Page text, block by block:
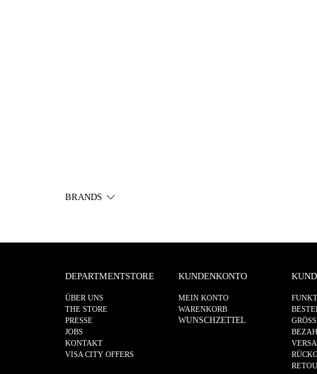
BRANDS
DEPARTMENTSTORE
ÜBER UNS
THE STORE
PRESSE
JOBS
KONTAKT
VISA CITY OFFERS
KUNDENKONTO
MEIN KONTO
WARENKORB
WUNSCHZETTEL